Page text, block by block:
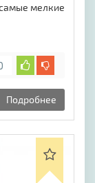
мелкие
Подробнее